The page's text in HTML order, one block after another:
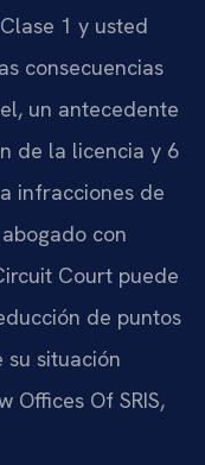
1 y usted
consecuencias
un antecedente
de la licencia y 6
infracciones de
con
Court puede
de puntos
su situación
Offices Of SRIS,